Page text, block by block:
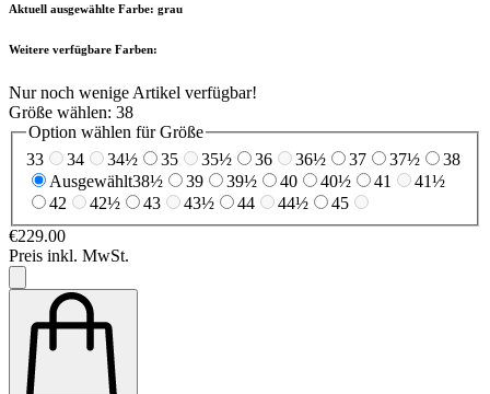
Aktuell ausgewählte Farbe: grau
Weitere verfügbare Farben:
Nur noch wenige Artikel verfügbar!
Größe wählen: 38
Option wählen für Größe
33
34 34½ 35 35½ 36 36½ 37 37½
38
Ausgewählt38½ 39 39½ 40 40½ 41
41½
42
42½ 43 43½ 44 44½
45
€229.00
Preis inkl. MwSt.